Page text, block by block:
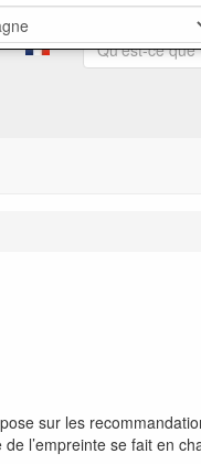
sur les
l’empreinte se fait en